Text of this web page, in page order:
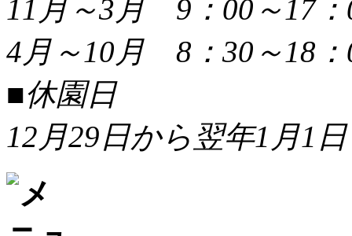
11月～3月 9：00～17：
4月～10月 8：30～18：
■休園日
12月29日から翌年1月1日